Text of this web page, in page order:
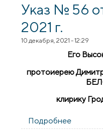
Указ № 56
2021 г.
10 декабря, 2021 - 12:29
Его
протоиерею
клирику
Подробнее